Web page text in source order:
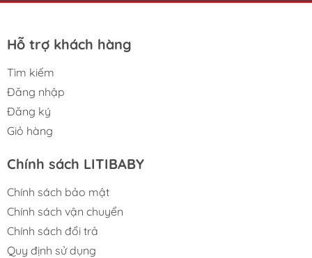
Hỗ trợ khách hàng
Tìm kiếm
Đăng nhập
Đăng ký
Giỏ hàng
Chính sách LITIBABY
Chính sách bảo mật
Chính sách vận chuyển
Chính sách đổi trả
Quy định sử dụng